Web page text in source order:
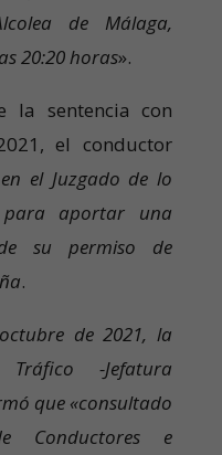
de Málaga,
20:20 horas».
la sentencia con
el conductor
el Juzgado de lo
aportar una
su permiso de
.
de 2021, la
-Jefatura
que «consultado
Conductores e